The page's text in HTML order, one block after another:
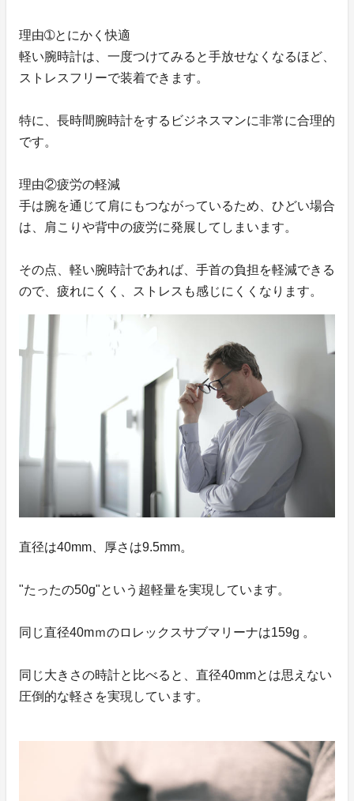
理由➀とにかく快適
軽い腕時計は、一度つけてみると手放せなくなるほど、
ストレスフリーで装着できます。
特に、長時間腕時計をするビジネスマンに非常に合理的
です。
理由②疲労の軽減
手は腕を通じて肩にもつながっているため、ひどい場合
は、肩こりや背中の疲労に発展してしまいます。
その点、軽い腕時計であれば、手首の負担を軽減できる
ので、疲れにくく、ストレスも感じにくくなります。
直径は40mm、厚さは9.5mm。
"たったの50g"という超軽量を実現しています。
同じ直径40mｍのロレックスサブマリーナは159g 。
同じ大きさの時計と比べると、直径40mmとは思えない
圧倒的な軽さを実現しています。